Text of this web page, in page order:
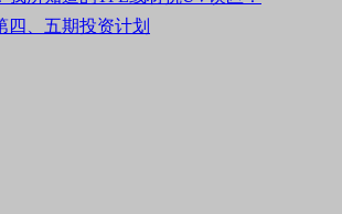
四、五期投资计划